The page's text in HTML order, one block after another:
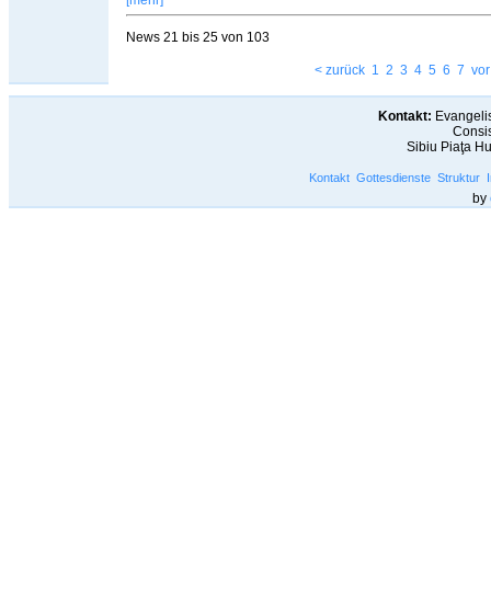
News 21 bis 25 von 103
< zurück 1 2 3 4 5 6 7
Kontakt:
Sibiu Piaţa
Kontakt Gottesdienste Struktur
by